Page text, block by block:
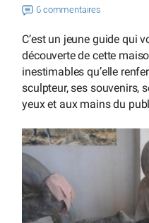
6 commentaires
C’est un jeune guide qui
découverte de cette
inestimables qu’elle
sculpteur, ses souvenirs,
yeux et aux mains du